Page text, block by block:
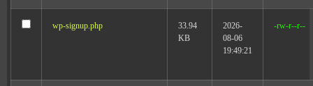
wp-signup.php
33.94
KB
2026-
08-06
19:49:21
-rw-r--r--